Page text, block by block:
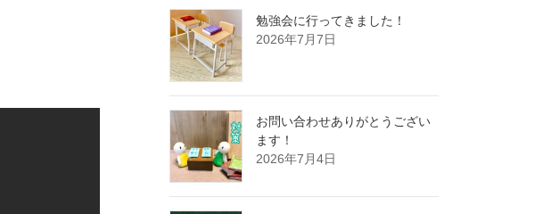
勉強会に行ってきました！
2026年7月7日
お問い合わせありがとうござい
ます！
2026年7月4日